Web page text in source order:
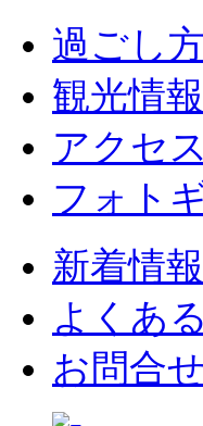
過ごし
観光情報
アクセス
フォト
新着情報
よくあ
お問合せ